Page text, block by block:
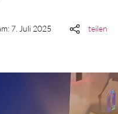
7. Juli 2025 teilen